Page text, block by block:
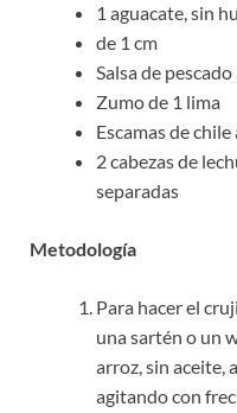
1 aguacate, sin
de 1 cm
Salsa de
Zumo de 1 lima
Escamas de
2 cabezas de
separadas
Metodología
Para hacer el
una sartén o un
arroz, sin aceite,
agitando con